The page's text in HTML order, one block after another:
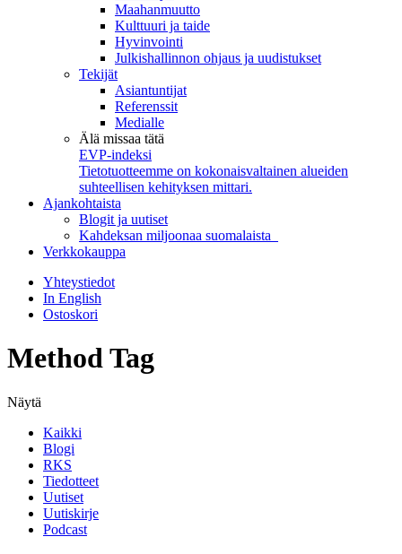
Maahanmuutto
Kulttuuri ja taide
Hyvinvointi
Julkishallinnon ohjaus ja uudistukset
Tekijät
Asiantuntijat
Referenssit
Medialle
Älä missaa tätä
EVP-indeksi
Tietotuotteemme on kokonaisvaltainen alueiden
suhteellisen kehityksen mittari.
Ajankohtaista
Blogit ja uutiset
Kahdeksan miljoonaa suomalaista
Verkkokauppa
Yhteystiedot
In English
Ostoskori
Method Tag
Näytä
Kaikki
Blogi
RKS
Tiedotteet
Uutiset
Uutiskirje
Podcast